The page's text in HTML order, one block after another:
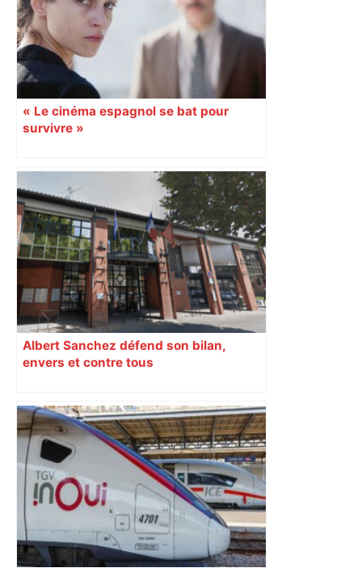
« Le cinéma espagnol se bat pour
survivre »
Albert Sanchez défend son bilan,
envers et contre tous